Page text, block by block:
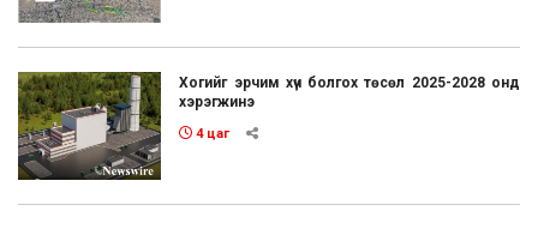
Хогийг эрчим хүч болгох төсөл 2025-2028 онд
хэрэгжинэ
4 цаг